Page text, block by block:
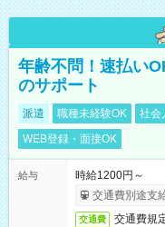
年齢不問！速払い
のサポート
派遣 職種未経験OK 社会
WEB登録・面接OK
給与
時給1200円～
交通費別途支
交通費 交通費規